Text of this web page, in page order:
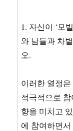
1. 자신이 ‘모
와 남들과 차
오.
이러한 열정
적극적으로
향을 미치고
에 참여하면